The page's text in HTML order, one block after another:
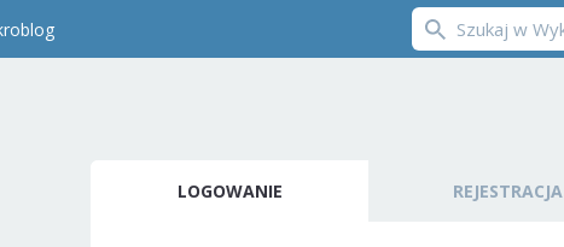
LOGOWANIE REJESTRACJA